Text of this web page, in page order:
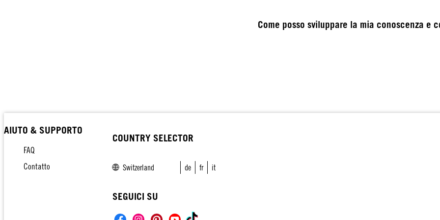
Come posso sviluppare la mia conoscenza e
AIUTO & SUPPORTO
FAQ
Contatto
COUNTRY SELECTOR
Switzerland de fr it
SEGUICI SU